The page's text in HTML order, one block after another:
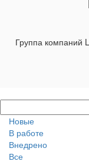
Группа компаний
Новые
В работе
Внедрено
Все